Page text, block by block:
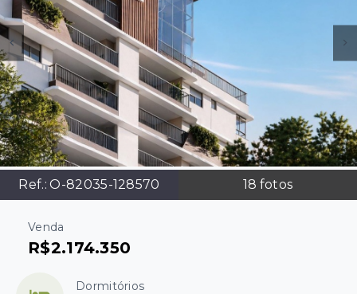
Ref.:O-82035-128570 18 fotos
Venda
R$2.174.350
Dormitórios